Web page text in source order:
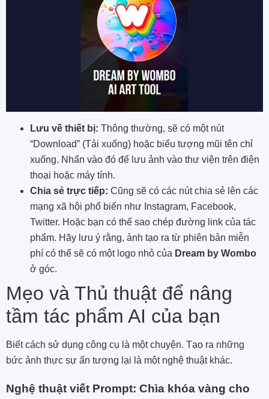
Lưu về thiết bị: Thông thường, sẽ có một nút
“Download” (Tải xuống) hoặc biểu tượng mũi tên chỉ
xuống. Nhấn vào đó để lưu ảnh vào thư viện trên điện
thoại hoặc máy tính.
Chia sẻ trực tiếp: Cũng sẽ có các nút chia sẻ lên các
mạng xã hội phổ biến như Instagram, Facebook,
Twitter. Hoặc bạn có thể sao chép đường link của tác
phẩm. Hãy lưu ý rằng, ảnh tạo ra từ phiên bản miễn
phí có thể sẽ có một logo nhỏ của Dream by Wombo
ở góc.
Mẹo và Thủ thuật để nâng
tầm tác phẩm AI của bạn
Biết cách sử dụng công cụ là một chuyện. Tạo ra những
bức ảnh thực sự ấn tượng lại là một nghệ thuật khác.
Nghệ thuật viết Prompt: Chìa khóa vàng cho